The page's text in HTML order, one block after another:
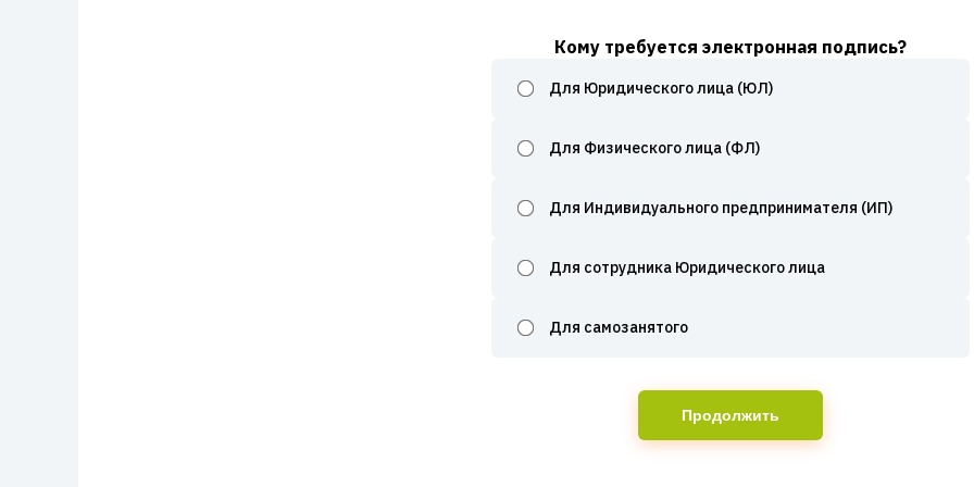
Кому требуется электронная подпись?
Для Юридического лица (ЮЛ)
Для Физического лица (ФЛ)
Для Индивидуального предпринимателя (ИП)
Для сотрудника Юридического лица
Для самозанятого
Продолжить